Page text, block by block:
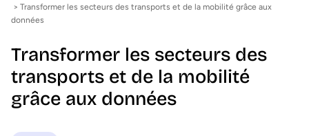
> Transformer les secteurs des transports et de la mobilité grâce aux
données
Transformer les secteurs des
transports et de la mobilité
grâce aux données